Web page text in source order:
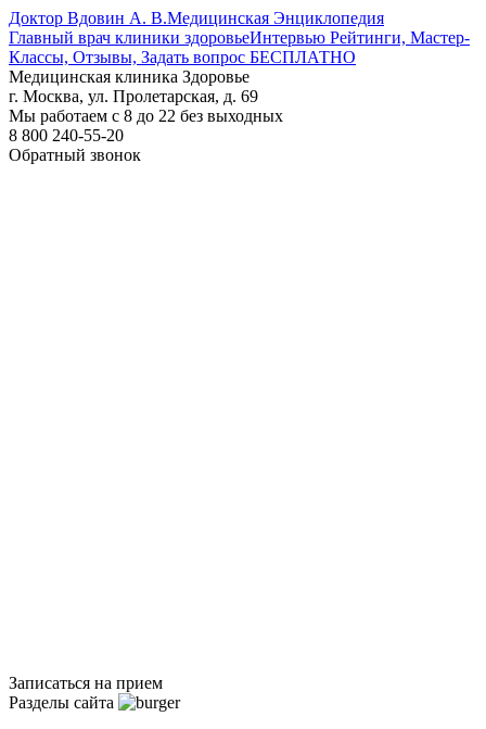
Доктор Вдовин А. В.Медицинская Энциклопедия
Главный врач клиники здоровьеИнтервью Рейтинги, Мастер-
Классы, Отзывы, Задать вопрос БЕСПЛАТНО
Медицинская клиника Здоровье
г. Москва, ул. Пролетарская, д. 69
Мы работаем с 8 до 22 без выходных
8 800 240-55-20
Обратный звонок
Записаться на прием
Разделы сайта